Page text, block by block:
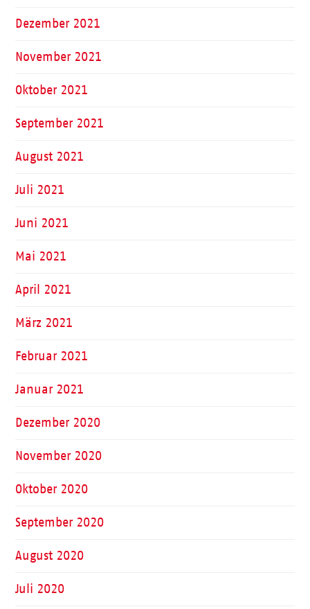
Dezember 2021
November 2021
Oktober 2021
September 2021
August 2021
Juli 2021
Juni 2021
Mai 2021
April 2021
März 2021
Februar 2021
Januar 2021
Dezember 2020
November 2020
Oktober 2020
September 2020
August 2020
Juli 2020